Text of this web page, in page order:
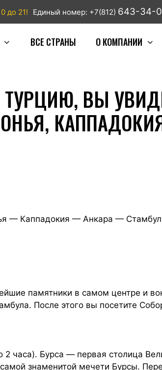
до 21! Единый номер: +7(812) 643-34-
ВСЕ СТРАНЫ О КОМПАНИИ
ТУРЦИЮ, ВЫ
— Каппадокия — Анкара —
памятники в самом центре и
После этого вы посетите
2 часа). Бурса — первая столица
знаменитой мечети Бурсы.